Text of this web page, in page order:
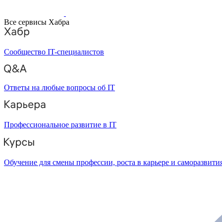
Все сервисы Хабра
Сообщество IT-специалистов
Ответы на любые вопросы об IT
Профессиональное развитие в IT
Обучение для смены профессии, роста в карьере и